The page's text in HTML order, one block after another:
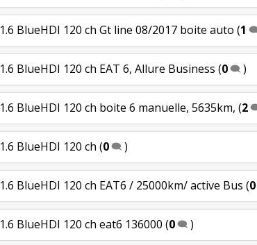
1.6 BlueHDI 120 ch Gt line 08/2017 boite auto (1
1.6 BlueHDI 120 ch EAT 6, Allure Business (0 )
1.6 BlueHDI 120 ch boite 6 manuelle, 5635km, (2
1.6 BlueHDI 120 ch (0 )
1.6 BlueHDI 120 ch EAT6 / 25000km/ active Bus (0
1.6 BlueHDI 120 ch eat6 136000 (0 )